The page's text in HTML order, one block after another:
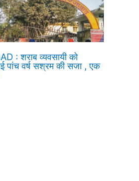
: शराब व्यवसायी को
पांच वर्ष सश्रम की सजा , एक